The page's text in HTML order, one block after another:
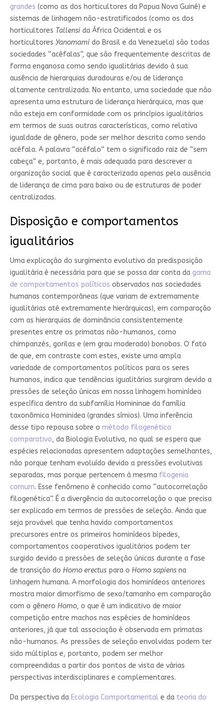
grandes (como as dos horticultores da Papua Nova Guiné) e
sistemas de linhagem não-estratificados (como os dos
horticultores Tallensi da África Ocidental e os
horticultores Yanomami do Brasil e da Venezuela) são todas
sociedades “acéfalas“, que são frequentemente descritas de
forma enganosa como sendo igualitárias devido à sua
ausência de hierarquias duradouras e/ou de liderança
altamente centralizada. No entanto, uma sociedade que não
apresenta uma estrutura de liderança hierárquica, mas que
não esteja em conformidade com os princípios igualitários
em termos de suas outras características, como relativa
igualdade de gênero, pode ser melhor descrita como sendo
acéfala. A palavra “acéfalo“ tem o significado raiz de “sem
cabeça“ e, portanto, é mais adequada para descrever a
organização social que é caracterizada apenas pela ausência
de liderança de cima para baixo ou de estruturas de poder
centralizadas.
Disposição e comportamentos
igualitários
Uma explicação do surgimento evolutivo da predisposição
igualitária é necessária para que se possa dar conta da gama
de comportamentos políticos observados nas sociedades
humanas contemporâneas (que variam de extremamente
igualitárias até extremamente hierárquicas), em comparação
com as hierarquias de dominância consistentemente
presentes entre os primatas não-humanos, como
chimpanzés, gorilas e (em grau moderado) bonobos. O fato
de que, em contraste com estes, existe uma ampla
variedade de comportamentos políticos para os seres
humanos, indica que tendências igualitárias surgiram devido a
pressões de seleção únicas em nossa linhagem hominídea
específica dentro da subfamília Homininae da família
taxonômica Hominidea (grandes símios). Uma inferência
desse tipo repousa sobre o método filogenético
comparativo, da Biologia Evolutiva, no qual se espera que
espécies relacionadas apresentem adaptações semelhantes,
não porque tenham evoluído devido a pressões evolutivas
separadas, mas porque pertencem à mesma filogenia
comum. Esse fenômeno é conhecido como “autocorrelação
filogenética”. É a divergência da autocorrelação o que precisa
ser explicado em termos de pressões de seleção. Ainda que
seja provável que tenha havido comportamentos
precursores entre os primeiros hominídeos bípedes,
comportamentos cooperativos igualitários podem ter
surgido devido a pressões de seleção únicas durante a fase
de transição do Homo erectuspara o Homo sapiensna
linhagem humana. A morfologia dos hominídeos anteriores
mostra maior dimorfismo de sexo/tamanho em comparação
com o gênero Homo, o que é um indicativo de maior
competição entre machos nas espécies de hominídeos
anteriores, já que tal associação é observada em primatas
não-humanos. As pressões de seleção envolvidas podem ter
sido múltiplas e, portanto, podem ser melhor
compreendidas a partir dos pontos de vista de várias
perspectivas interdisciplinares e complementares.
Da perspectiva da Ecologia Comportamentale da teoria do